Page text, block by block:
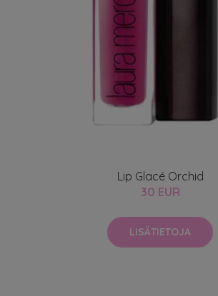
Lip Glacé Orchid
30 EUR
LISÄTIETOJA